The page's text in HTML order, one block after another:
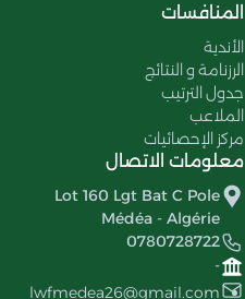
المنافسات
الأندية
الرزنامة و النتائج
جدول الترتيب
الملاعب
مركز الإحصائيات
معلومات الاتصال
Lot 160 Lgt Bat C Pole
Médéa - Algérie
0780728722
-
lwfmedea26@gmail.com